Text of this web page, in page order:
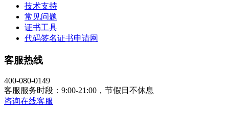
技术支持
常见问题
证书工具
代码签名证书申请网
客服热线
400-080-0149
客服服务时段：9:00-21:00，节假日不休息
咨询在线客服